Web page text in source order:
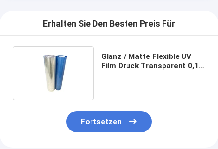
Erhalten Sie Den Besten Preis Für
Glanz / Matte Flexible UV
Film Druck Transparent 0,1
Fortsetzen